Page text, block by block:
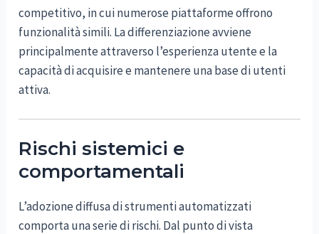
competitivo, in cui numerose piattaforme offrono
funzionalità simili. La differenziazione avviene
principalmente attraverso l’esperienza utente e la
capacità di acquisire e mantenere una base di utenti
attiva.
Rischi sistemici e
comportamentali
L’adozione diffusa di strumenti automatizzati
comporta una serie di rischi. Dal punto di vista